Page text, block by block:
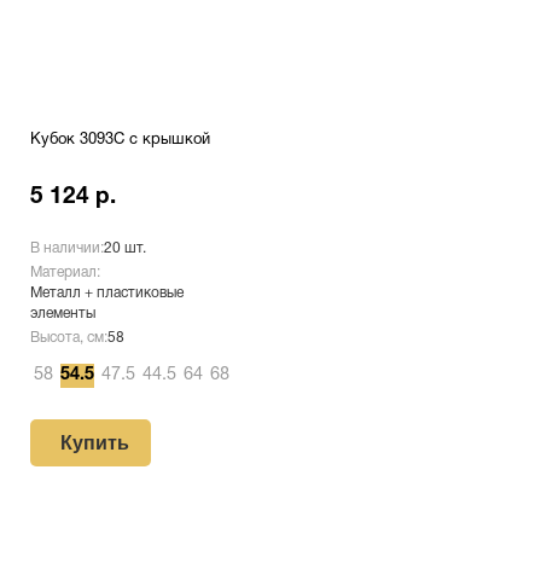
Кубок 3093C с крышкой
5 124 р.
В наличии:20 шт.
Материал:
Металл + пластиковые
элементы
Высота, см:58
58 54.5 47.5 44.5 64 68
Купить